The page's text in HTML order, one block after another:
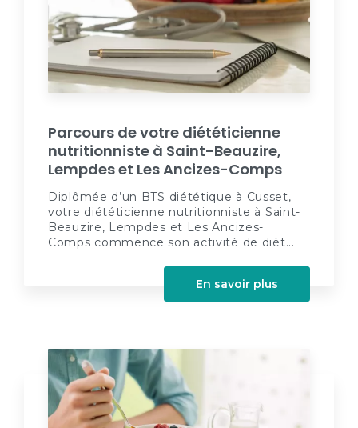
Parcours de votre diététicienne
nutritionniste à Saint-Beauzire,
Lempdes et Les Ancizes-Comps
Diplômée d’un BTS diététique à Cusset,
votre diététicienne nutritionniste à Saint-
Beauzire, Lempdes et Les Ancizes-
Comps commence son activité de diét...
En savoir plus